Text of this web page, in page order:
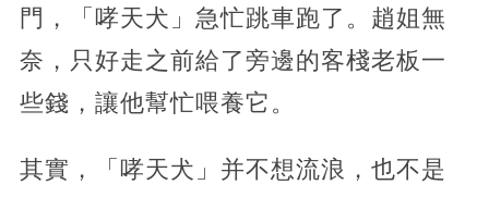
門，「哮天犬」急忙跳車跑了。趙姐無
奈，只好走之前給了旁邊的客棧老板一
些錢，讓他幫忙喂養它。
其實，「哮天犬」并不想流浪，也不是